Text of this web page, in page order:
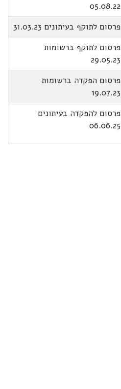
05.08.22
פרסום לתוקף בעיתונים 31.03.23
פרסום לתוקף ברשומות
29.05.23
פרסום הפקדה ברשומות
19.07.23
פרסום להפקדה בעיתונים
06.06.25